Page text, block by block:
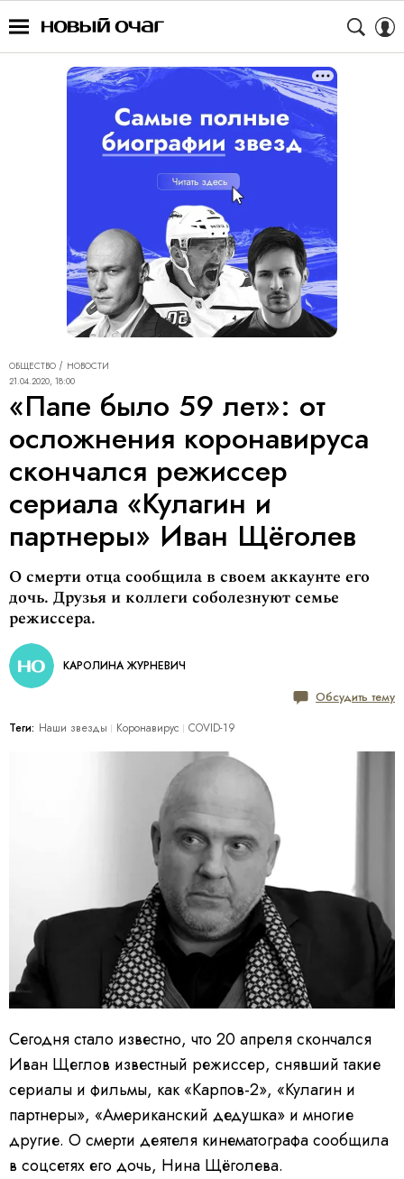
ОБЩЕСТВО
НОВОСТИ
21.04.2020, 18:00
«Папе было 59 лет»: от
осложнения коронавируса
скончался режиссер
сериала «Кулагин и
партнеры» Иван Щёголев
О смерти отца сообщила в своем аккаунте его
дочь. Друзья и коллеги соболезнуют семье
режиссера.
КАРОЛИНА ЖУРНЕВИЧ
Обсудить тему
Теги: Наши звезды Коронавирус COVID-19
Сегодня стало известно, что 20 апреля скончался
Иван Щеглов известный режиссер, снявший такие
сериалы и фильмы, как «Карпов-2», «Кулагин и
партнеры», «Американский дедушка» и многие
другие. О смерти деятеля кинематографа сообщила
в соцсетях его дочь, Нина Щёголева.